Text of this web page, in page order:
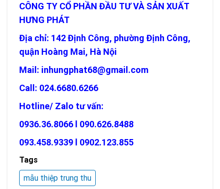
CÔNG TY CỔ PHẦN ĐẦU TƯ VÀ SẢN XUẤT
HƯNG PHÁT
Địa chỉ: 142 Định Công, phường Định Công,
quận Hoàng Mai, Hà Nội
Mail: inhungphat68@gmail.com
Call: 024.6680.6266
Hotline/ Zalo tư vấn:
0936.36.8066 l 090.626.8488
093.458.9339 l 0902.123.855
Tags
mẫu thiệp trung thu